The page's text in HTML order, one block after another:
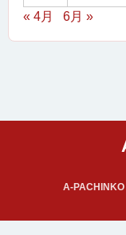
« 4月
6月 »
A-